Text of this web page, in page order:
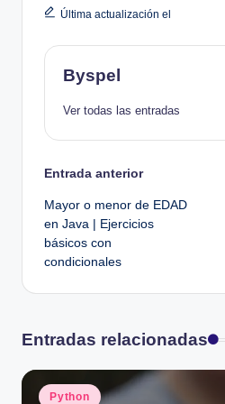
Última actualización el
Byspel
Ver todas las entradas
Navegación
de
entradas
Entrada anterior
Mayor o menor de EDAD
en Java | Ejercicios
básicos con
condicionales
Entradas relacionadas
Publicado
Python